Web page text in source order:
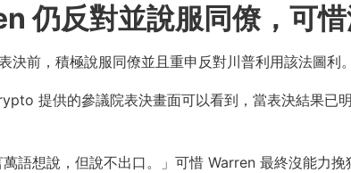
仍反對並說服同僚，可
前，積極說服同僚並且重申反對川普利用該法圖利。
提供的參議院表決畫面可以看到，當表決結果已
語想說，但說不出口。」可惜 Warren 最終沒能力挽